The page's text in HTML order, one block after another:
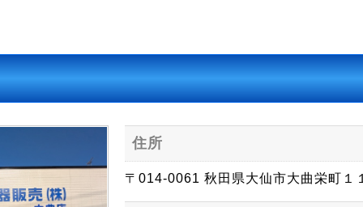
住所
〒014-0061 秋田県大仙市大曲栄町１